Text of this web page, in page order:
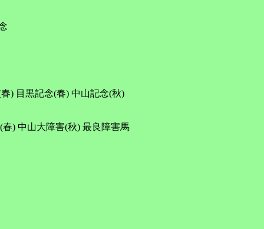
(春) 中山記念(秋)
大障害(秋) 最良障害馬